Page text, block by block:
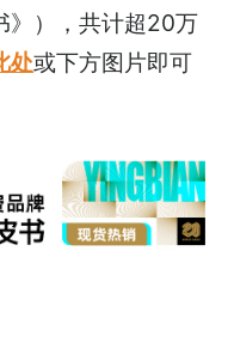
》），共计超20万
处或下方图片即可